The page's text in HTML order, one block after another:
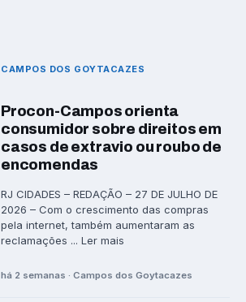
CAMPOS DOS GOYTACAZES
Procon-Campos orienta
consumidor sobre direitos em
casos de extravio ou roubo de
encomendas
RJ CIDADES – REDAÇÃO – 27 DE JULHO DE
2026 – Com o crescimento das compras
pela internet, também aumentaram as
reclamações ... Ler mais
há 2 semanas · Campos dos Goytacazes